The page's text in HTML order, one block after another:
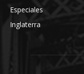
Especiales
Inglaterra